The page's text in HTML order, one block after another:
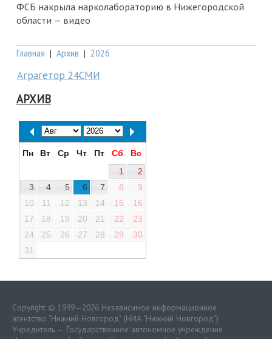
ФСБ накрыла нарколабораторию в Нижегородской
области — видео
Главная | Архив | 2026
Аграгетор 24СМИ
АРХИВ
Пн Вт Ср Чт Пт Сб
Вс
1
2
3
4 5 6 7 8
9
10
11 12 13 14 15
16
17
18 19 20 21 22
23
24
25 26 27 28 29
30
31
Copyright © 1999—2026 Независимое информационное
агентство "Нижний Новгород" (НИА "Нижний Новгород")
Учредитель — Государственное автономное учреждение